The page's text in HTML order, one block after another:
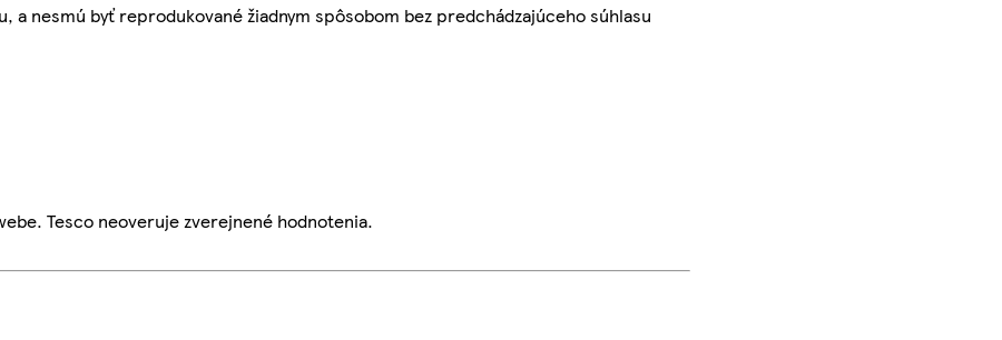
nesmú byť reprodukované žiadnym spôsobom bez predchádzajúceho súhlasu
Tesco neoveruje zverejnené hodnotenia.